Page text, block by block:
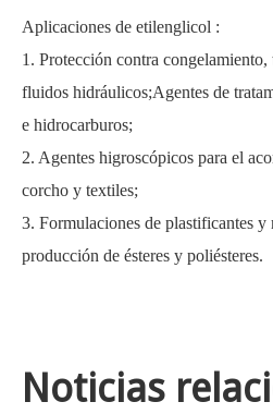
Aplicaciones de etilenglicol :
1. Protección contra
fluidos hidráulicos;Agentes de
e hidrocarburos;
2. Agentes higroscópicos para el
corcho y textiles;
3. Formulaciones de plastificantes y
producción de ésteres y poliésteres.
Noticias